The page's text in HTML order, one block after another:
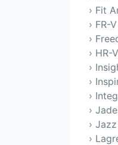
› Fit
› FR-V
›
› HR-V
›
›
›
› Jade
› Jazz
›